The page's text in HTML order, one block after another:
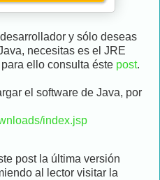
y sólo deseas
necesitas es el JRE
ello consulta éste post.
el software de Java, por
index.jsp
post la última versión
al lector visitar la